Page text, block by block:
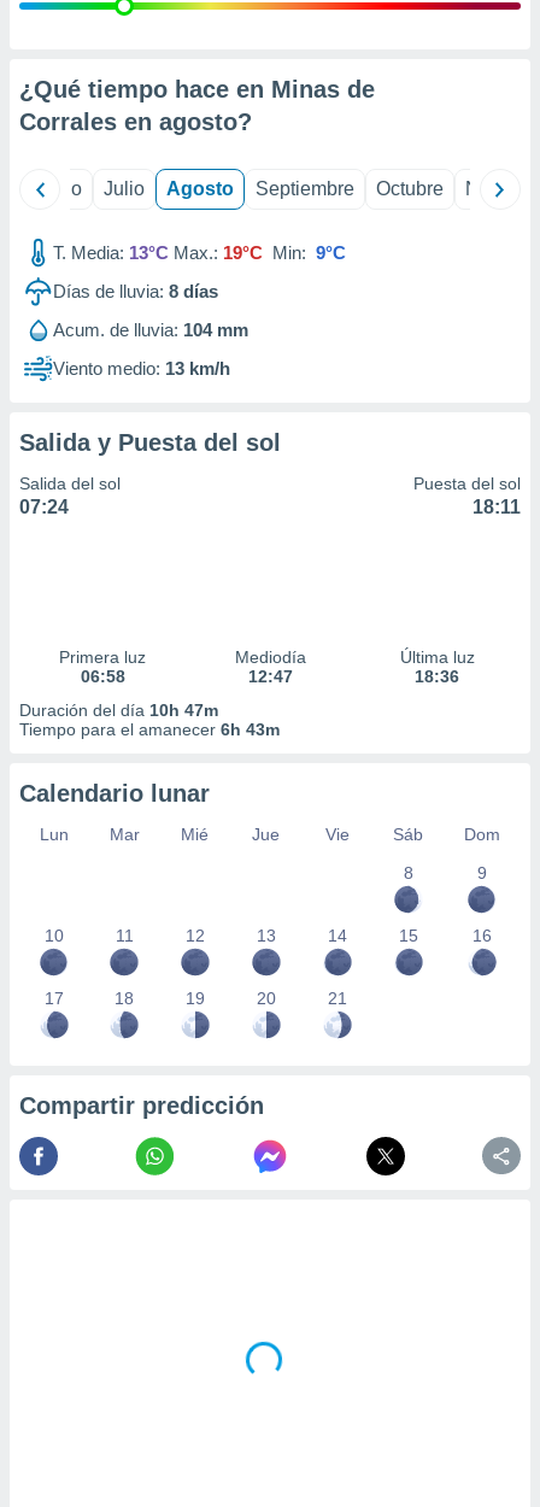
e
mediante
de
1199
¿Qué tiempo hace en Minas de
Corrales en agosto?
Junio Julio Agosto Septiembre Octubre
T. Media: 13°C Max.: 19°C Min: 9°C
Días de lluvia: 8 días
Acum. de lluvia: 104 mm
Viento medio: 13 km/h
Salida y Puesta del sol
Salida del sol
07:24
Puesta del sol
18:11
Primera luz
06:58
Mediodía
12:47
Última luz
18:36
Duración del día 10h 47m
Tiempo para el amanecer 6h 43m
Calendario lunar
Lun Mar Mié Jue Vie Sáb
Dom
8
9
10 11 12 13 14 15 16
17 18 19 20 21
Compartir predicción